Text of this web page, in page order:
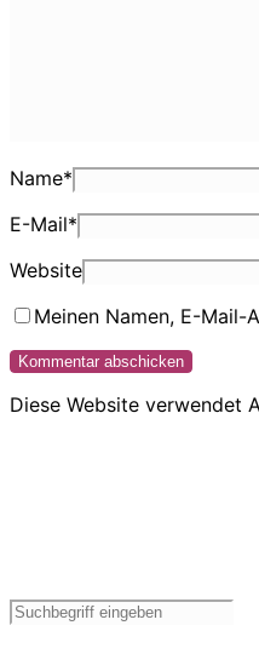
Name*
E-Mail*
Website
Meinen Namen, E-Mail-
Diese Website verwendet